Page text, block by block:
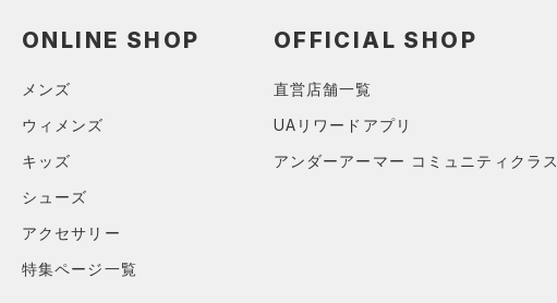
パーカー&トレーナー （6）
ONLINE SHOP
メンズ
ウィメンズ
キッズ
シューズ
アクセサリー
特集ページ一覧
OFFICIAL SHOP
直営店舗一覧
UAリワードアプリ
アンダーアーマー コミュニティクラス